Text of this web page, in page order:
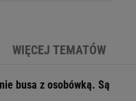
WIĘCEJ TEMATÓW
busa z osobówką. Są